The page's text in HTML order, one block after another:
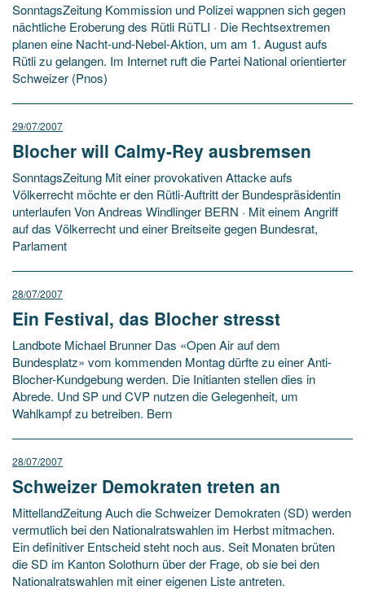
SonntagsZeitung Kommission und Polizei wappnen sich gegen
nächtliche Eroberung des Rütli RüTLI · Die Rechtsextremen
planen eine Nacht-und-Nebel-Aktion, um am 1. August aufs
Rütli zu gelangen. Im Internet ruft die Partei National orientierter
Schweizer (Pnos)
29/07/2007
Blocher will Calmy-Rey ausbremsen
SonntagsZeitung Mit einer provokativen Attacke aufs
Völkerrecht möchte er den Rütli-Auftritt der Bundespräsidentin
unterlaufen Von Andreas Windlinger BERN · Mit einem Angriff
auf das Völkerrecht und einer Breitseite gegen Bundesrat,
Parlament
28/07/2007
Ein Festival, das Blocher stresst
Landbote Michael Brunner Das «Open Air auf dem
Bundesplatz» vom kommenden Montag dürfte zu einer Anti-
Blocher-Kundgebung werden. Die Initianten stellen dies in
Abrede. Und SP und CVP nutzen die Gelegenheit, um
Wahlkampf zu betreiben. Bern
28/07/2007
Schweizer Demokraten treten an
MittellandZeitung Auch die Schweizer Demokraten (SD) werden
vermutlich bei den Nationalratswahlen im Herbst mitmachen.
Ein definitiver Entscheid steht noch aus. Seit Monaten brüten
die SD im Kanton Solothurn über der Frage, ob sie bei den
Nationalratswahlen mit einer eigenen Liste antreten.